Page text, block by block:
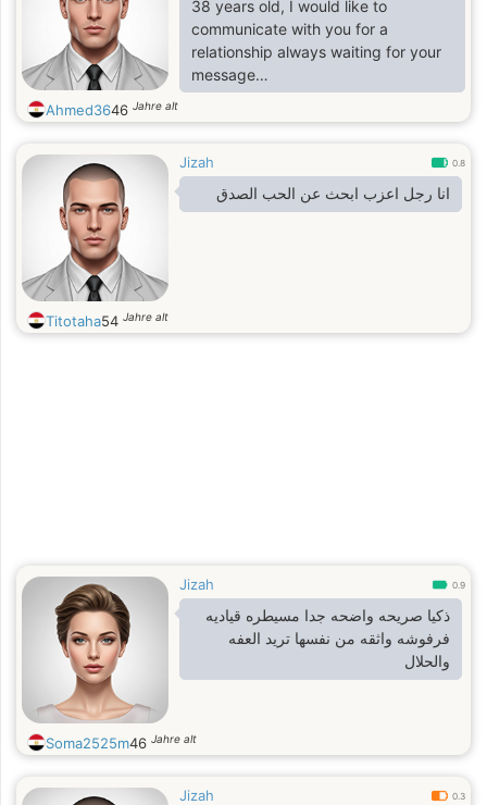
38 years old, I would like to
communicate with you for a
relationship always waiting for your
message
Ahmed
Ahmed3646 Jahre alt
Jizah 0.8
انا رجل اعزب ابحث عن الحب الصدق
Titotaha54 Jahre alt
Jizah 0.9
ذكيا صريحه واضحه جدا مسيطره قياديه
فرفوشه واثقه من نفسها تريد العفه
والحلال
Soma2525m46 Jahre alt
Jizah 0.3